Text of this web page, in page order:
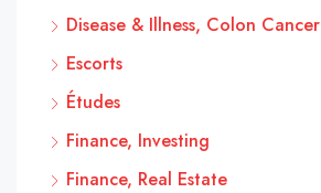
Disease & Illness, Colon Cancer
Escorts
Études
Finance, Investing
Finance, Real Estate